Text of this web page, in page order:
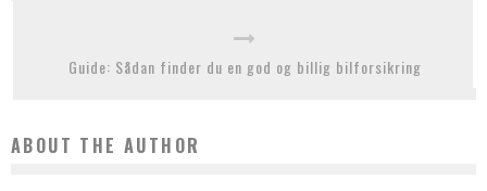
Guide: Sådan finder du en god og billig bilforsikring
ABOUT THE AUTHOR